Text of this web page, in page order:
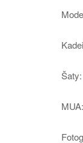
Šaty: